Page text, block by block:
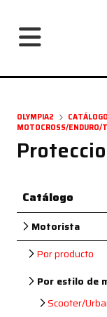
Navegación principal
OLYMPIA2 CATÁLOGO
MOTOCROSS/ENDURO/
Catálogo
Motorista
Por producto
Por estilo de
Scooter/